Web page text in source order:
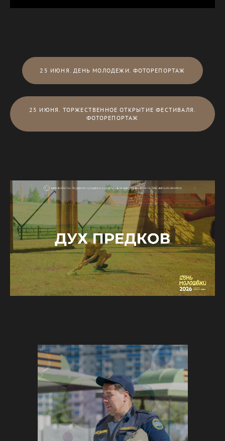
25 ИЮНЯ. ДЕНЬ МОЛОДЕЖИ. ФОТОРЕПОРТАЖ
25 ИЮНЯ. ТОРЖЕСТВЕННОЕ ОТКРЫТИЕ ФЕСТИВАЛЯ.
ФОТОРЕПОРТАЖ